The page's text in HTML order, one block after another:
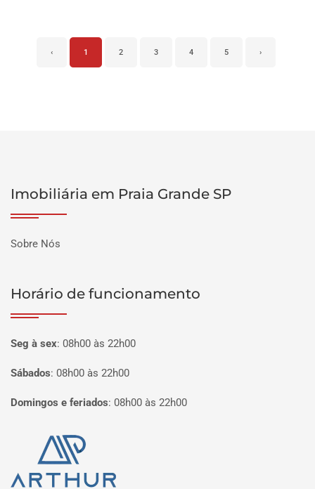
‹ 1 2 3 4 5 ›
Imobiliária em Praia Grande SP
Sobre Nós
Horário de funcionamento
Seg à sex: 08h00 às 22h00
Sábados: 08h00 às 22h00
Domingos e feriados: 08h00 às 22h00
Página inicial